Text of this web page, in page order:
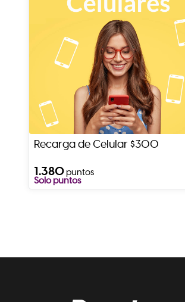
Recarga de Celular $300
1.380puntos
Solo puntos